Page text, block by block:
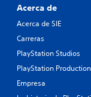
Acerca de
Acerca de SIE
Carreras
PlayStation Studios
PlayStation
Empresa